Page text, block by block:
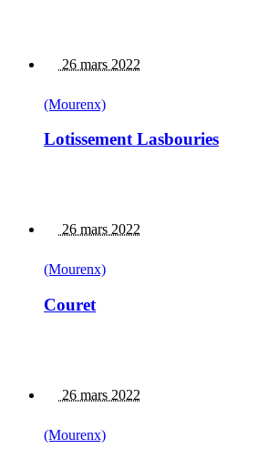
26 mars 2022
(Mourenx)
Lotissement Lasbouries
26 mars 2022
(Mourenx)
Couret
26 mars 2022
(Mourenx)